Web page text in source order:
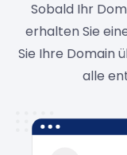
Sobald Ihr
erhalten Sie
Sie Ihre Domain
alle